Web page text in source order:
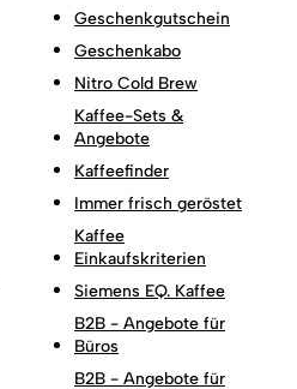
Geschenkgutschein
Geschenkabo
Nitro Cold Brew
Kaffee-Sets &
Angebote
Kaffeefinder
Immer frisch geröstet
Kaffee
Einkaufskriterien
Siemens EQ. Kaffee
B2B - Angebote für
Büros
B2B - Angebote für